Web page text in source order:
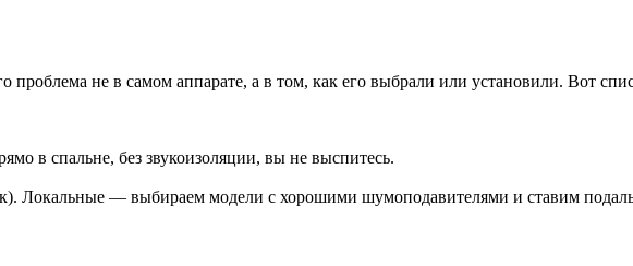
не в самом аппарате, а в том, как его выбрали или установили. Вот
в спальне, без звукоизоляции, вы не выспитесь.
Локальные — выбираем модели с хорошими шумоподавителями и ставим